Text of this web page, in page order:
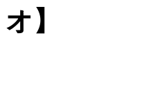
オ】